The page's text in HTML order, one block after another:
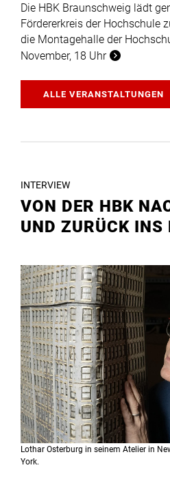
Die HBK Braunschweig lädt
Fördererkreis der Hochschule
die Montagehalle der
November, 18 Uhr
ALLE VERANSTALTUNGEN
INTERVIEW
VON DER HBK
UND ZURÜCK INS
Lothar Osterburg in seinem Atelier in
York.